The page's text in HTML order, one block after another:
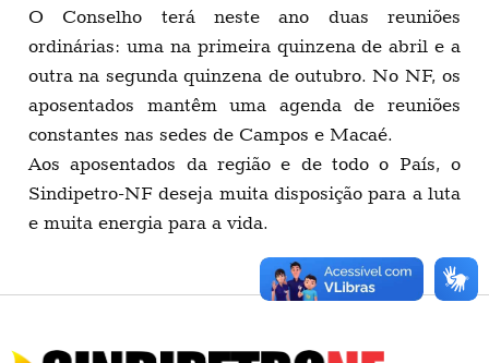
O Conselho terá neste ano duas reuniões
ordinárias: uma na primeira quinzena de abril e a
outra na segunda quinzena de outubro. No NF, os
aposentados mantêm uma agenda de reuniões
constantes nas sedes de Campos e Macaé.
Aos aposentados da região e de todo o País, o
Sindipetro-NF deseja muita disposição para a luta
e muita energia para a vida.